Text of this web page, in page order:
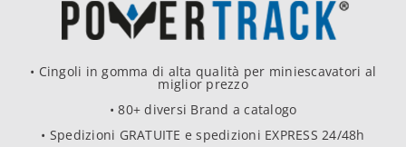
• Cingoli in gomma di alta qualità per miniescavatori al
miglior prezzo
• 80+ diversi Brand a catalogo
• Spedizioni GRATUITE e spedizioni EXPRESS 24/48h